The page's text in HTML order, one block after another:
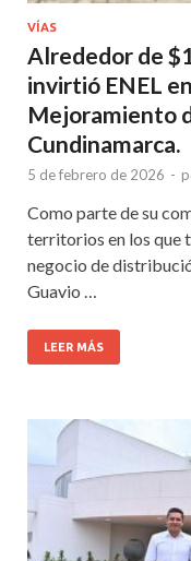
VÍAS
Alrededor de
invirtió ENEL
Mejoramiento
Cundinamarca.
5 de febrero de 2026 -
Como parte de su
territorios en los que
negocio de
Guavio …
LEER MÁS